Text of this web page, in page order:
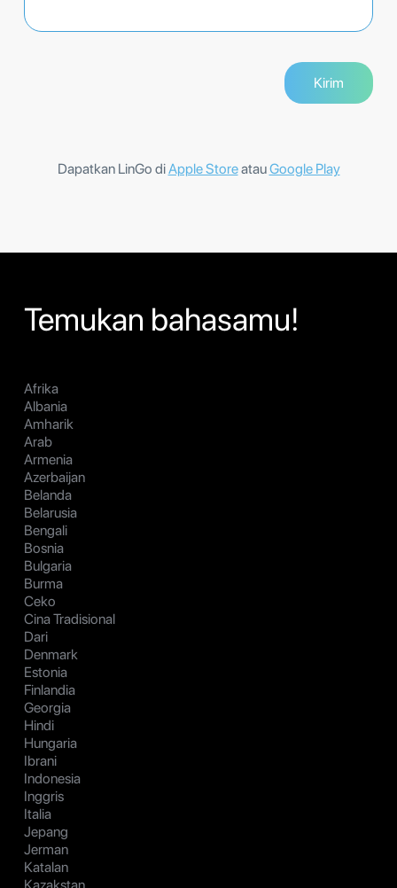
Dapatkan LinGo diApple StoreatauGoogle Play
Temukan bahasamu!
Afrika
Albania
Amharik
Arab
Armenia
Azerbaijan
Belanda
Belarusia
Bengali
Bosnia
Bulgaria
Burma
Ceko
Cina Tradisional
Dari
Denmark
Estonia
Finlandia
Georgia
Hindi
Hungaria
Ibrani
Indonesia
Inggris
Italia
Jepang
Jerman
Katalan